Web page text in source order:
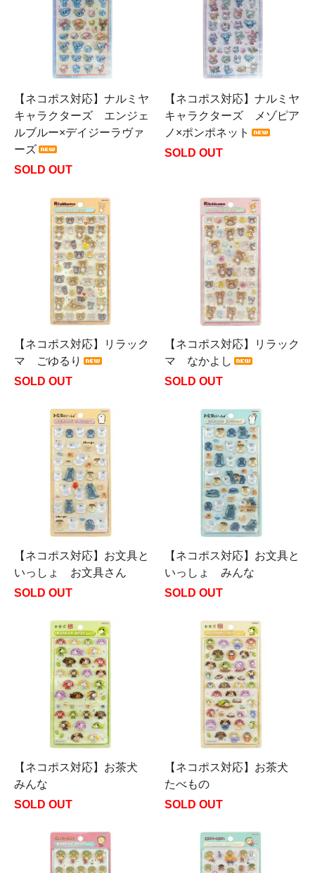
【ネコポス対応】ナルミヤ
キャラクターズ エンジェ
ルブルー×デイジーラヴァ
ーズ
SOLD OUT
【ネコポス対応】ナルミヤ
キャラクターズ メゾピア
ノ×ポンポネット
SOLD OUT
【ネコポス対応】リラック
マ ごゆるり
SOLD OUT
【ネコポス対応】リラック
マ なかよし
SOLD OUT
【ネコポス対応】お文具と
いっしょ お文具さん
SOLD OUT
【ネコポス対応】お文具と
いっしょ みんな
SOLD OUT
【ネコポス対応】お茶犬
みんな
SOLD OUT
【ネコポス対応】お茶犬
たべもの
SOLD OUT